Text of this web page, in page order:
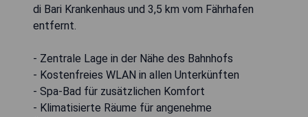
di Bari Krankenhaus und 3,5 km vom Fährhafen
entfernt.
- Zentrale Lage in der Nähe des Bahnhofs
- Kostenfreies WLAN in allen Unterkünften
- Spa-Bad für zusätzlichen Komfort
- Klimatisierte Räume für angenehme